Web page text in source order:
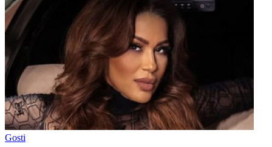
Gosti